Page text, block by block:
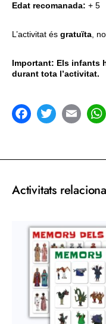
Edat recomanada: + 5
L’activitat és gratuïta,
Important: Els infants
durant tota l’activitat.
Activitats